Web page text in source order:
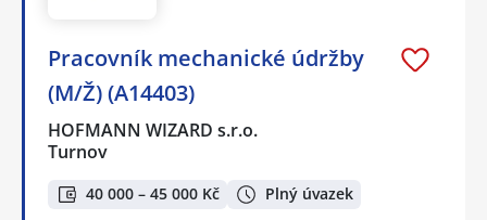
Pracovník mechanické údržby
(M/Ž) (A14403)
HOFMANN WIZARD s.r.o.
Turnov
40 000 – 45 000 Kč Plný úvazek